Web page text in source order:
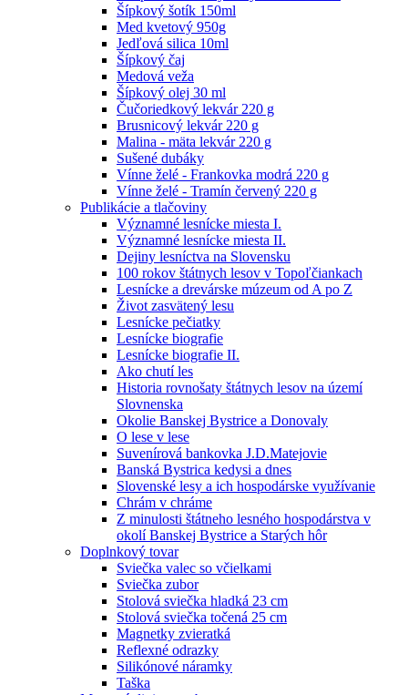
Šípkový šotík 150ml
Med kvetový 950g
Jedľová silica 10ml
Šípkový čaj
Medová veža
Šípkový olej 30 ml
Čučoriedkový lekvár 220 g
Brusnicový lekvár 220 g
Malina - mäta lekvár 220 g
Sušené dubáky
Vínne želé - Frankovka modrá 220 g
Vínne želé - Tramín červený 220 g
Publikácie a tlačoviny
Významné lesnícke miesta I.
Významné lesnícke miesta II.
Dejiny lesníctva na Slovensku
100 rokov štátnych lesov v Topoľčiankach
Lesnícke a drevárske múzeum od A po Z
Život zasvätený lesu
Lesnícke pečiatky
Lesnícke biografie
Lesnícke biografie II.
Ako chutí les
Historia rovnošaty štátnych lesov na území
Slovnenska
Okolie Banskej Bystrice a Donovaly
O lese v lese
Suvenírová bankovka J.D.Matejovie
Banská Bystrica kedysi a dnes
Slovenské lesy a ich hospodárske využívanie
Chrám v chráme
Z minulosti štátneho lesného hospodárstva v
okolí Banskej Bystrice a Starých hôr
Doplnkový tovar
Sviečka valec so včielkami
Sviečka zubor
Stolová sviečka hladká 23 cm
Stolová sviečka točená 25 cm
Magnetky zvieratká
Reflexné odrazky
Silikónové náramky
Taška